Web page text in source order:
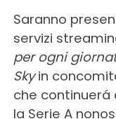
Saranno
servizi
per ogni
Skyin
che
la Serie A